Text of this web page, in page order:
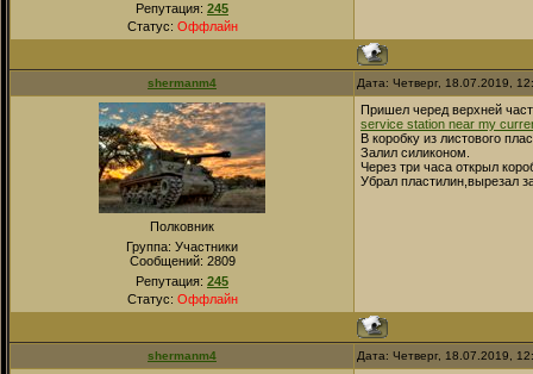
Репутация: 245
Статус: Оффлайн
shermanm4 Дата: Четверг, 18.07.2019,
Полковник
Группа: Участники
Сообщений: 2809
Репутация: 245
Статус: Оффлайн
Пришел черед верхней
service station near my
В коробку из листового
Залил силиконом.
Через три часа открыл
Убрал пластилин,вырезал
shermanm4 Дата: Четверг, 18.07.2019,